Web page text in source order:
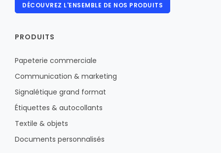
DÉCOUVREZ L'ENSEMBLE DE NOS PRODUITS
PRODUITS
Papeterie commerciale
Communication & marketing
Signalétique grand format
Étiquettes & autocollants
Textile & objets
Documents personnalisés